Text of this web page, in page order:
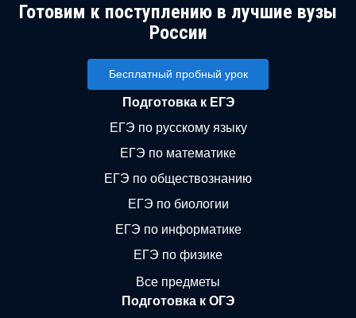
Готовим к поступлению в лучшие вузы
России
Бесплатный пробный урок
Подготовка к ЕГЭ
ЕГЭ по русскому языку
ЕГЭ по математике
ЕГЭ по обществознанию
ЕГЭ по биологии
ЕГЭ по информатике
ЕГЭ по физике
Все предметы
Подготовка к ОГЭ